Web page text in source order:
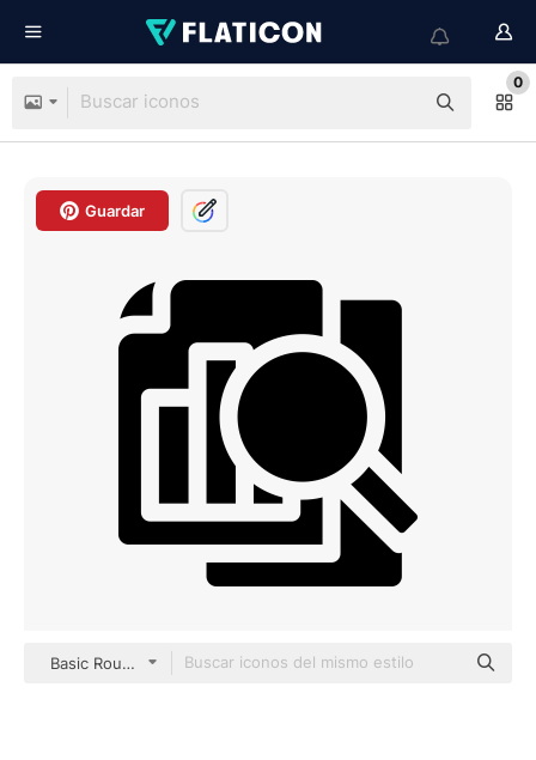
0
Guardar
Basic Rounded Filled